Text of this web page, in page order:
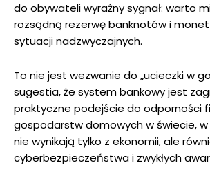
do obywateli wyraźny sygnał: warto
rozsądną rezerwę banknotów i
sytuacji nadzwyczajnych.
To nie jest wezwanie do „ucieczki w
sugestia, że system bankowy jest
praktyczne podejście do odporności
gospodarstw domowych w świecie,
nie wynikają tylko z ekonomii, ale
cyberbezpieczeństwa i zwykłych